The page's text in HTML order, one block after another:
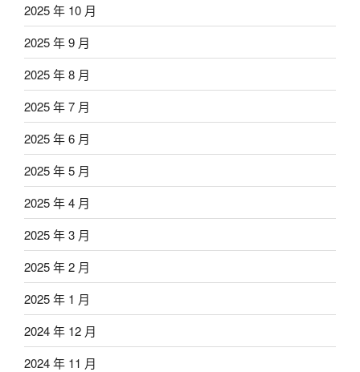
2025 年 10 月
2025 年 9 月
2025 年 8 月
2025 年 7 月
2025 年 6 月
2025 年 5 月
2025 年 4 月
2025 年 3 月
2025 年 2 月
2025 年 1 月
2024 年 12 月
2024 年 11 月